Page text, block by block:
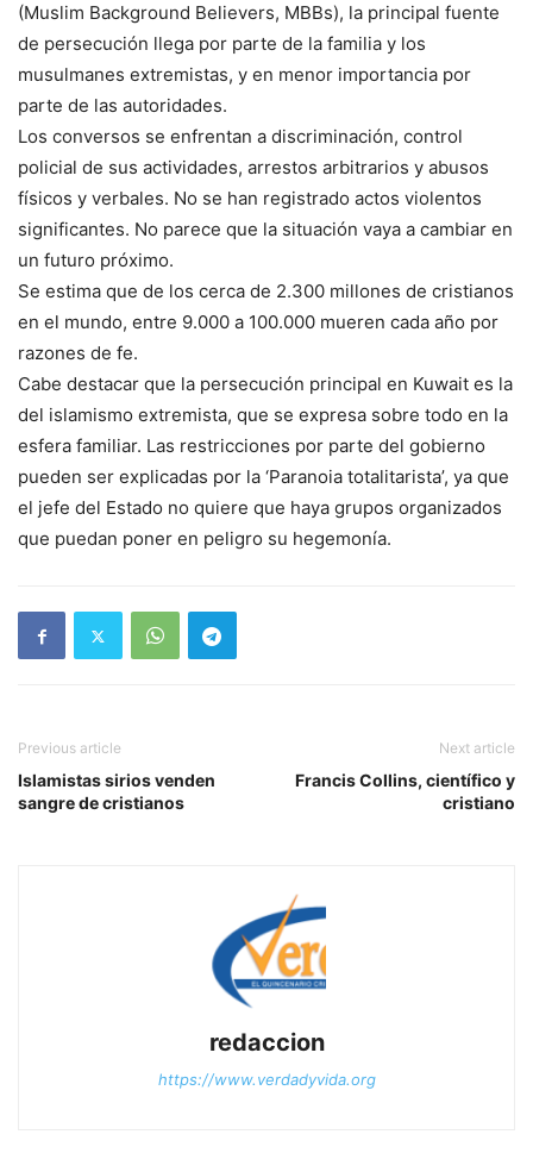
(Muslim Background Believers, MBBs), la principal fuente
de persecución llega por parte de la familia y los
musulmanes extremistas, y en menor importancia por
parte de las autoridades.
Los conversos se enfrentan a discriminación, control
policial de sus actividades, arrestos arbitrarios y abusos
físicos y verbales. No se han registrado actos violentos
significantes. No parece que la situación vaya a cambiar en
un futuro próximo.
Se estima que de los cerca de 2.300 millones de cristianos
en el mundo, entre 9.000 a 100.000 mueren cada año por
razones de fe.
Cabe destacar que la persecución principal en Kuwait es la
del islamismo extremista, que se expresa sobre todo en la
esfera familiar. Las restricciones por parte del gobierno
pueden ser explicadas por la ‘Paranoia totalitarista’, ya que
el jefe del Estado no quiere que haya grupos organizados
que puedan poner en peligro su hegemonía.
Previous article
Islamistas sirios venden
sangre de cristianos
Next article
Francis Collins, científico y
cristiano
redaccion
https://www.verdadyvida.org